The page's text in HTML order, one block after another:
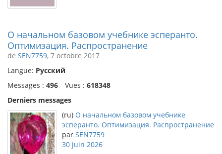
О начальном базовом учебнике эсперанто.
Оптимизация. Распространение
de SEN7759, 7 octobre 2017
Langue: Русский
Messages : 496 Vues : 618348
Derniers messages
(ru) О начальном базовом учебнике
эсперанто. Оптимизация. Распространение
par SEN7759
30 juin 2026